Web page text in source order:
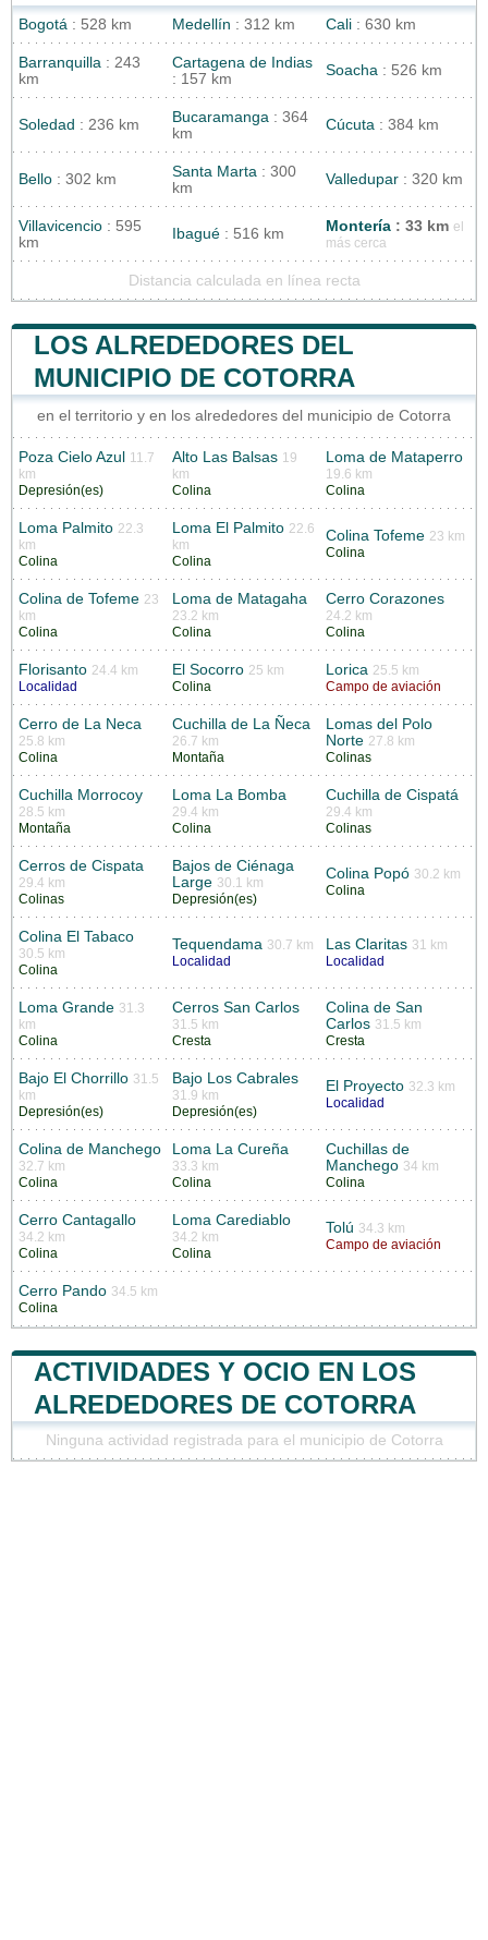
Bogotá : 528 km Medellín : 312 km Cali : 630 km
Barranquilla : 243
km
Cartagena de Indias
: 157 km
Soacha : 526 km
Soledad : 236 km Bucaramanga : 364
km
Cúcuta : 384 km
Bello : 302 km Santa Marta : 300
km
Valledupar : 320 km
Villavicencio : 595
km
Ibagué : 516 km Montería : 33 km el
más cerca
Distancia calculada en línea recta
LOS ALREDEDORES DEL
MUNICIPIO DE COTORRA
en el territorio y en los alrededores del municipio de Cotorra
Poza Cielo Azul 11.7
km
Depresión(es)
Alto Las Balsas 19
km
Colina
Loma de Mataperro
19.6 km
Colina
Loma Palmito 22.3
km
Colina
Loma El Palmito 22.6
km
Colina
Colina Tofeme 23 km
Colina
Colina de Tofeme 23
km
Colina
Loma de Matagaha
23.2 km
Colina
Cerro Corazones
24.2 km
Colina
Florisanto 24.4 km
Localidad
El Socorro 25 km
Colina
Lorica 25.5 km
Campo de aviación
Cerro de La Neca
25.8 km
Colina
Cuchilla de La Ñeca
26.7 km
Montaña
Lomas del Polo
Norte 27.8 km
Colinas
Cuchilla Morrocoy
28.5 km
Montaña
Loma La Bomba
29.4 km
Colina
Cuchilla de Cispatá
29.4 km
Colinas
Cerros de Cispata
29.4 km
Colinas
Bajos de Ciénaga
Large 30.1 km
Depresión(es)
Colina Popó 30.2 km
Colina
Colina El Tabaco
30.5 km
Colina
Tequendama 30.7 km
Localidad
Las Claritas 31 km
Localidad
Loma Grande 31.3
km
Colina
Cerros San Carlos
31.5 km
Cresta
Colina de San
Carlos 31.5 km
Cresta
Bajo El Chorrillo 31.5
km
Depresión(es)
Bajo Los Cabrales
31.9 km
Depresión(es)
El Proyecto 32.3 km
Localidad
Colina de Manchego
32.7 km
Colina
Loma La Cureña
33.3 km
Colina
Cuchillas de
Manchego 34 km
Colina
Cerro Cantagallo
34.2 km
Colina
Loma Carediablo
34.2 km
Colina
Tolú 34.3 km
Campo de aviación
Cerro Pando 34.5 km
Colina
ACTIVIDADES Y OCIO EN LOS
ALREDEDORES DE COTORRA
Ninguna actividad registrada para el municipio de Cotorra